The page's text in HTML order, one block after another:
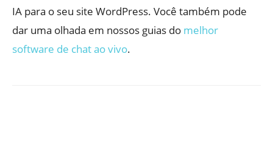
IA para o seu site WordPress. Você também pode
dar uma olhada em nossos guias do melhor
software de chat ao vivo.